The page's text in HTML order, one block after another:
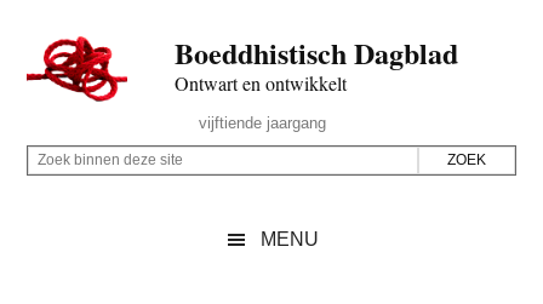
naar
de
inhoud
secondary
naar
de
sidebar
naar
de
Boeddhistisch Dagblad
Ontwart en ontwikkelt
Rechts
vijftiende jaargang
Z
Z
MENU